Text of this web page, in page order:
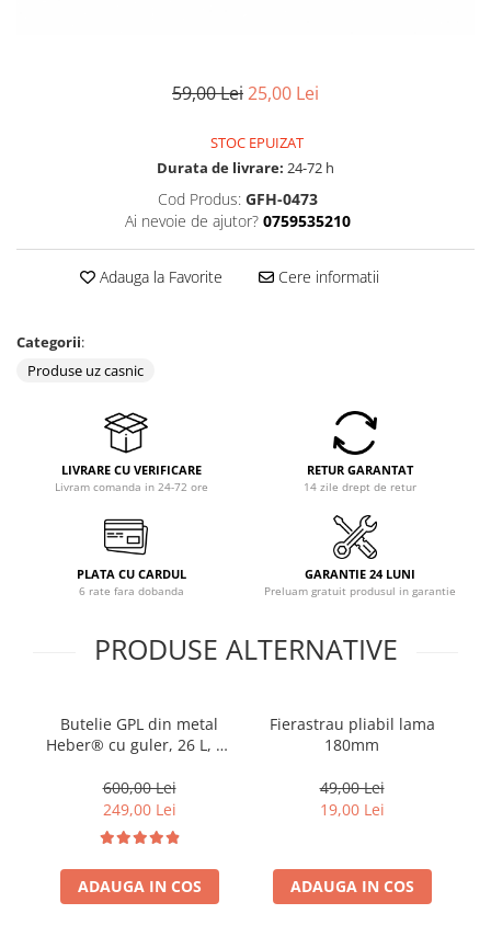
59,00 Lei25,00 Lei
STOC EPUIZAT
Durata de livrare: 24-72 h
Cod Produs: GFH-0473
Ai nevoie de ajutor? 0759535210
Adauga la Favorite Cere informatii
Categorii:
Produse uz casnic
LIVRARE CU VERIFICARE
Livram comanda in 24-72 ore
RETUR GARANTAT
14 zile drept de retur
PLATA CU CARDUL
6 rate fara dobanda
GARANTIE 24 LUNI
Preluam gratuit produsul in garantie
PRODUSE ALTERNATIVE
Butelie GPL din metal
Heber® cu guler, 26 L, 11
cu gaz
600,00 Lei
249,00 Lei
ADAUGA IN COS
Fierastrau pliabil lama
180mm
49,00 Lei
19,00 Lei
ADAUGA IN COS